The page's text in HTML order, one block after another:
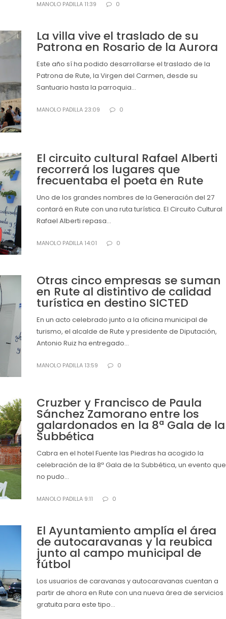
MANOLO PADILLA 11:39 0
La villa vive el traslado de su
Patrona en Rosario de la Aurora
Este año sí ha podido desarrollarse el traslado de la
Patrona de Rute, la Virgen del Carmen, desde su
Santuario hasta la parroquia...
MANOLO PADILLA 23:09 0
El circuito cultural Rafael Alberti
recorrerá los lugares que
frecuentaba el poeta en Rute
Uno de los grandes nombres de la Generación del 27
contará en Rute con una ruta turística. El Circuito Cultural
Rafael Alberti repasa...
MANOLO PADILLA 14:01 0
Otras cinco empresas se suman
en Rute al distintivo de calidad
turística en destino SICTED
En un acto celebrado junto a la oficina municipal de
turismo, el alcalde de Rute y presidente de Diputación,
Antonio Ruiz ha entregado...
MANOLO PADILLA 13:59 0
Cruzber y Francisco de Paula
Sánchez Zamorano entre los
galardonados en la 8ª Gala de la
Subbética
Cabra en el hotel Fuente las Piedras ha acogido la
celebración de la 8ª Gala de la Subbética, un evento que
no pudo...
MANOLO PADILLA 9:11 0
El Ayuntamiento amplía el área
de autocaravanas y la reubica
junto al campo municipal de
fútbol
Los usuarios de caravanas y autocaravanas cuentan a
partir de ahora en Rute con una nueva área de servicios
gratuita para este tipo...